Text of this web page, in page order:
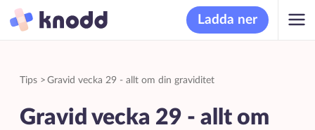
Ladda ner
Tips> Gravid vecka 29 - allt om din graviditet
Gravid vecka 29 - allt om